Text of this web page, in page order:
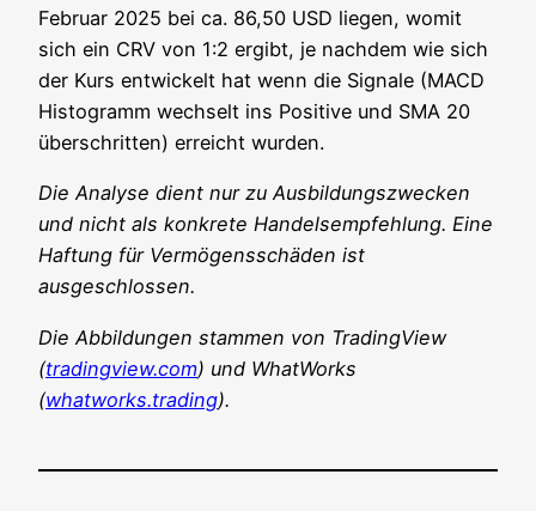
Febru­ar 2025 bei ca. 86,50 USD lie­gen, womit
sich ein CRV von 1:2 ergibt, je nach­dem wie sich
der Kurs ent­wi­ckelt hat wenn die Signa­le (MACD
His­to­gramm wech­selt ins Posi­ti­ve und SMA 20
über­schrit­ten) erreicht wurden.
Die Ana­ly­se dient nur zu Aus­bil­dungs­zwe­cken
und nicht als kon­kre­te Han­dels­emp­feh­lung. Eine
Haf­tung für Ver­mö­gens­schä­den ist
ausgeschlossen.
Die Abbil­dun­gen stam­men von Tra­ding­View
(tradingview.com) und What­Works
(whatworks.trading).